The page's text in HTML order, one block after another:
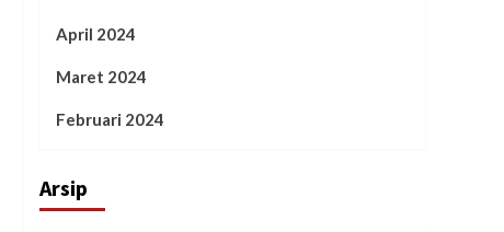
April 2024
Maret 2024
Februari 2024
Arsip